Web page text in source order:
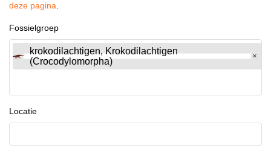
deze pagina.
Fossielgroep
krokodilachtigen, Krokodilachtigen
(Crocodylomorpha)
Locatie